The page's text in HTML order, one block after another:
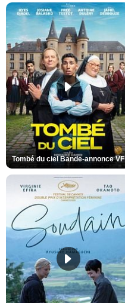
Tombé du ciel Bande-annonce VF